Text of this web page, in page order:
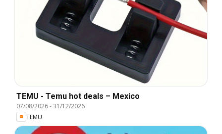
TEMU - Temu hot deals – Mexico
07/08/2026-31/12/2026
TEMU